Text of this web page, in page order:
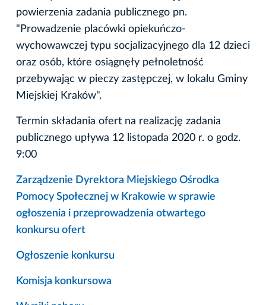
powierzenia zadania publicznego pn.
"Prowadzenie placówki opiekuńczo-
wychowawczej typu socjalizacyjnego dla 12 dzieci
oraz osób, które osiągnęły pełnoletność
przebywając w pieczy zastępczej, w lokalu Gminy
Miejskiej Kraków".
Termin składania ofert na realizację zadania
publicznego upływa 12 listopada 2020 r. o godz.
9:00
Zarządzenie Dyrektora Miejskiego Ośrodka
Pomocy Społecznej w Krakowie w sprawie
ogłoszenia i przeprowadzenia otwartego
konkursu ofert
Ogłoszenie konkursu
Komisja konkursowa